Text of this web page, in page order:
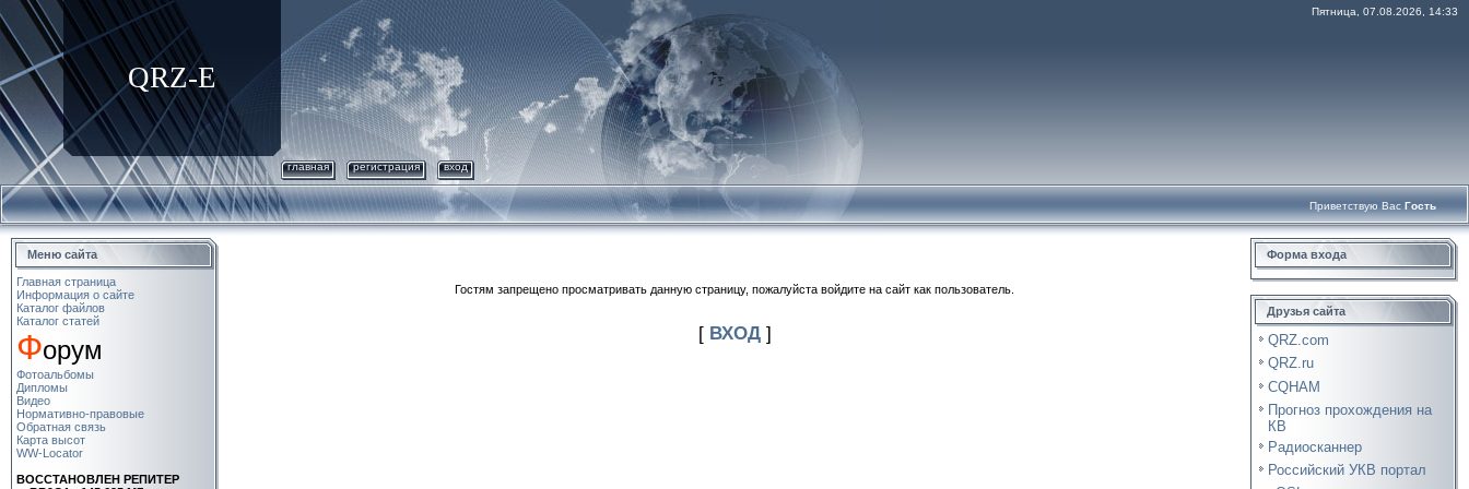
QRZ-E
Пятница, 07.08.2026, 14:33
главная регистрация вход
Приветствую Вас Гость
Меню сайта
Главная страница
Информация о сайте
Каталог файлов
Каталог статей
Форум
Фотоальбомы
Дипломы
Видео
Нормативно-правовые
Обратная связь
Карта высот
WW-Locator
ВОСCТАНОВЛЕН РЕПИТЕР
Гостям запрещено просматривать данную страницу, пожалуйста войдите на сайт как пользователь.
[ ВХОД]
Форма входа
Друзья сайта
QRZ.com
QRZ.ru
CQHAM
Прогноз прохождения на
КВ
Радиосканнер
Российский УКВ портал